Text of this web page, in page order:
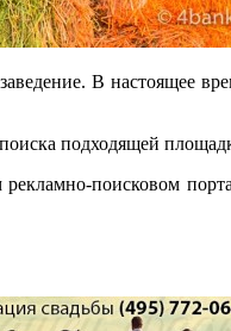
В настоящее
подходящей
поисковом